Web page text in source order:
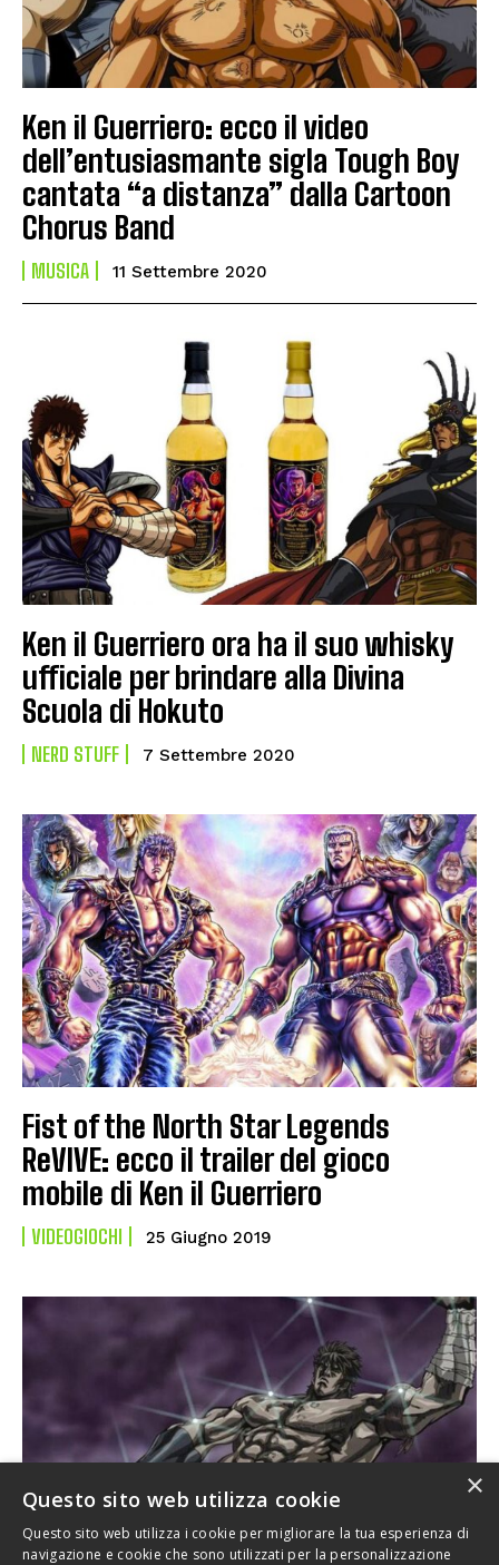
Ken il Guerriero: ecco il video
dell’entusiasmante sigla Tough Boy
cantata “a distanza” dalla Cartoon
Chorus Band
MUSICA 11 Settembre 2020
Ken il Guerriero ora ha il suo whisky
ufficiale per brindare alla Divina
Scuola di Hokuto
NERD STUFF 7 Settembre 2020
Fist of the North Star Legends
ReVIVE: ecco il trailer del gioco
mobile di Ken il Guerriero
VIDEOGIOCHI 25 Giugno 2019
×
Questo sito web utilizza cookie
Questo sito web utilizza i cookie per migliorare la tua esperienza di
navigazione e cookie che sono utilizzati per la personalizzazione